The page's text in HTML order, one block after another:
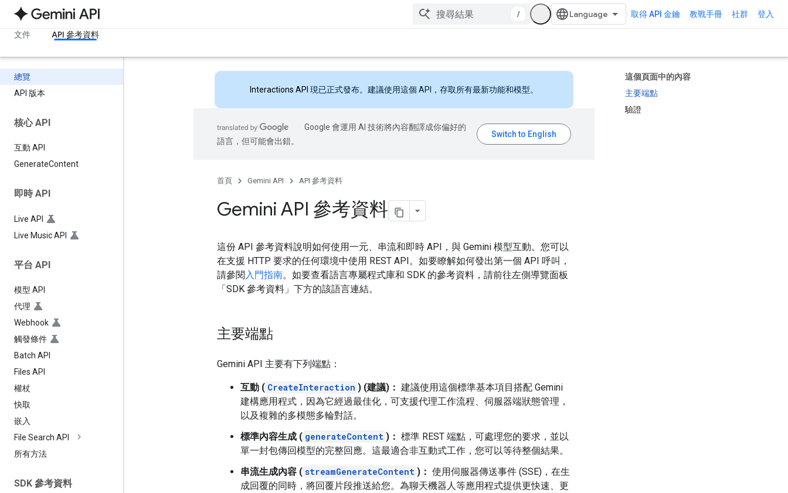
/ 取得 API 金鑰 教戰手冊 社群 登入
文件 API 參考資料
總覽
API 版本
核心 API
互動 API
GenerateContent
即時 API
Live API
Live Music API
平台 API
模型 API
代理
Webhook
觸發條件
Batch API
Files API
權杖
快取
嵌入
File Search API
所有方法
SDK 參考資料
這個頁面中的內容
主要端點
驗證
Interactions API 現已正式發布。建議使用這個 API，存取所有最新功能和模型。
Google 會運用 AI 技術將內容翻譯成你偏好的
語言，但可能會出錯。
首頁 Gemini API API 參考資料
Gemini API 參考資料
這份 API 參考資料說明如何使用一元、串流和即時 API，與 Gemini 模型互動。您可以
在支援 HTTP 要求的任何環境中使用 REST API。如要瞭解如何發出第一個 API 呼叫，
請參閱入門指南。如要查看語言專屬程式庫和 SDK 的參考資料，請前往左側導覽面板
「SDK 參考資料」 下方的該語言連結。
主要端點
Gemini API 主要有下列端點：
互動 ( CreateInteraction ) (建議)： 建議使用這個標準基本項目搭配 Gemini
建構應用程式，因為它經過最佳化，可支援代理工作流程、伺服器端狀態管理，
以及複雜的多模態多輪對話。
標準內容生成 ( generateContent )： 標準 REST 端點，可處理您的要求，並以
單一封包傳回模型的完整回應。這最適合非互動式工作，您可以等待整個結果。
串流生成內容 ( streamGenerateContent )： 使用伺服器傳送事件 (SSE)，在生
成回覆的同時，將回覆片段推送給您。為聊天機器人等應用程式提供更快速、更